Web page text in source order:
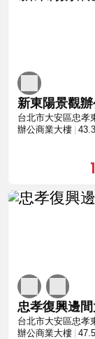
新東陽景觀
台北市大安區忠孝
辦公商業大樓
忠孝復興邊
台北市大安區忠孝
辦公商業大樓